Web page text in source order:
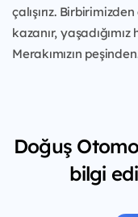
çalışırız.
kazanır,
Merakımızın
Doğuş
bilgi